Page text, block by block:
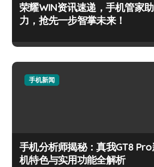
荣耀WIN资讯速递，手机管家助
力，抢先一步智掌未来！
手机新闻
手机分析师揭秘：真我GT8
机特色与实用功能全解析